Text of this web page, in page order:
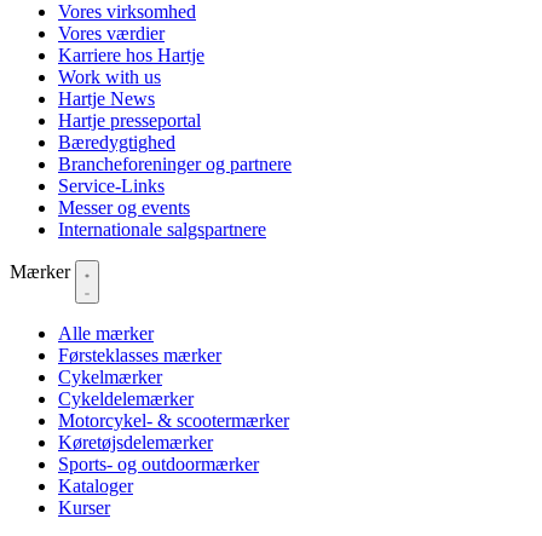
Vores virksomhed
Vores værdier
Karriere hos Hartje
Work with us
Hartje News
Hartje presseportal
Bæredygtighed
Brancheforeninger og partnere
Service-Links
Messer og events
Internationale salgspartnere
Mærker
Alle mærker
Førsteklasses mærker
Cykelmærker
Cykeldelemærker
Motorcykel- & scootermærker
Køretøjsdelemærker
Sports- og outdoormærker
Kataloger
Kurser